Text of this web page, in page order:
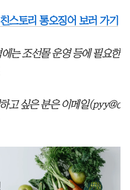
스토리 통오징어 보러 가기
는 조선몰 운영 등에 필요한
고 싶은 분은 이메일(pyy@c